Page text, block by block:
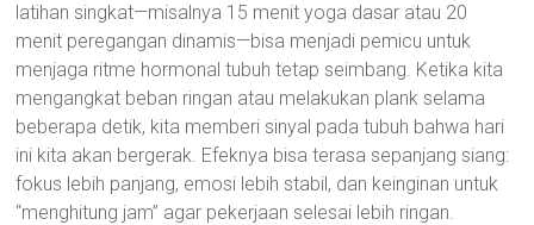
latihan singkat—misalnya 15 menit yoga dasar atau 20
menit peregangan dinamis—bisa menjadi pemicu untuk
menjaga ritme hormonal tubuh tetap seimbang. Ketika kita
mengangkat beban ringan atau melakukan plank selama
beberapa detik, kita memberi sinyal pada tubuh bahwa hari
ini kita akan bergerak. Efeknya bisa terasa sepanjang siang:
fokus lebih panjang, emosi lebih stabil, dan keinginan untuk
“menghitung jam” agar pekerjaan selesai lebih ringan.